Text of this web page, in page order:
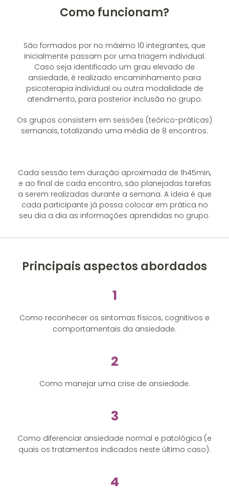
Como funcionam?
São formados por no máximo 10 integrantes, que
inicialmente passam por uma triagem individual.
Caso seja identificado um grau elevado de
ansiedade, é realizado encaminhamento para
psicoterapia individual ou outra modalidade de
atendimento, para posterior inclusão no grupo.
Os grupos consistem em sessões (teórico-práticas)
semanais, totalizando uma média de 8 encontros.
Cada sessão tem duração aproximada de 1h45min,
e ao final de cada encontro, são planejadas tarefas
a serem realizadas durante a semana. A ideia é que
cada participante já possa colocar em prática no
seu dia a dia as informações aprendidas no grupo.
Principais aspectos abordados
1
Como reconhecer os sintomas físicos, cognitivos e
comportamentais da ansiedade.
2
Como manejar uma crise de ansiedade.
3
Como diferenciar ansiedade normal e patológica (e
quais os tratamentos indicados neste último caso).
4